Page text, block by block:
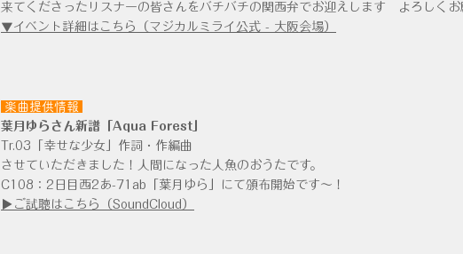
来てくださったリスナーの皆さんをバチバチの関西弁でお迎えします よろしくお
▼イベント詳細はこちら（マジカルミライ公式 - 大阪会場）
楽曲提供情報
葉月ゆらさん新譜「Aqua Forest」
Tr.03「幸せな少女」作詞・作編曲
させていただきました！人間になった人魚のおうたです。
C108：2日目西2あ-71ab「葉月ゆら」にて頒布開始です～！
▶ご試聴はこちら（SoundCloud）